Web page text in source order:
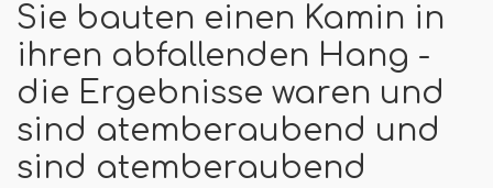
Sie bauten einen Kamin in
ihren abfallenden Hang -
die Ergebnisse waren und
sind atemberaubend und
sind atemberaubend